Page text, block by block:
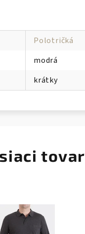
Polotričká
modrá
krátky
tovar